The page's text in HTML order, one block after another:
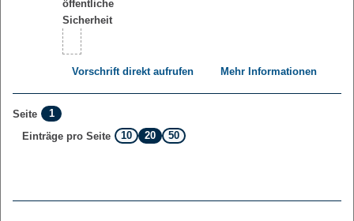
Vorschrift direkt aufrufen Mehr Informationen
Seite
1
Einträge pro Seite
10 20 50